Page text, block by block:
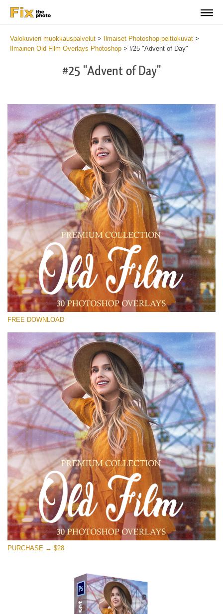
Valokuvien muokkauspalvelut > Ilmaiset Photoshop-peittokuvat >
Ilmainen Old Film Overlays Photoshop > #25 "Advent of Day"
#25 "Advent of Day"
Please select
Free Old Film Overlay #25
Small 800*533px
Old Film
(30 Overlays)
Luxury Wedding
(373 Overlays)
Large 6000*4000px
Entire Collection
(1783 Overlays)
Large 6000*4000px
Free download
FREE DOWNLOAD
PURCHASE → $28